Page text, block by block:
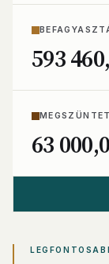
593
63 000,0